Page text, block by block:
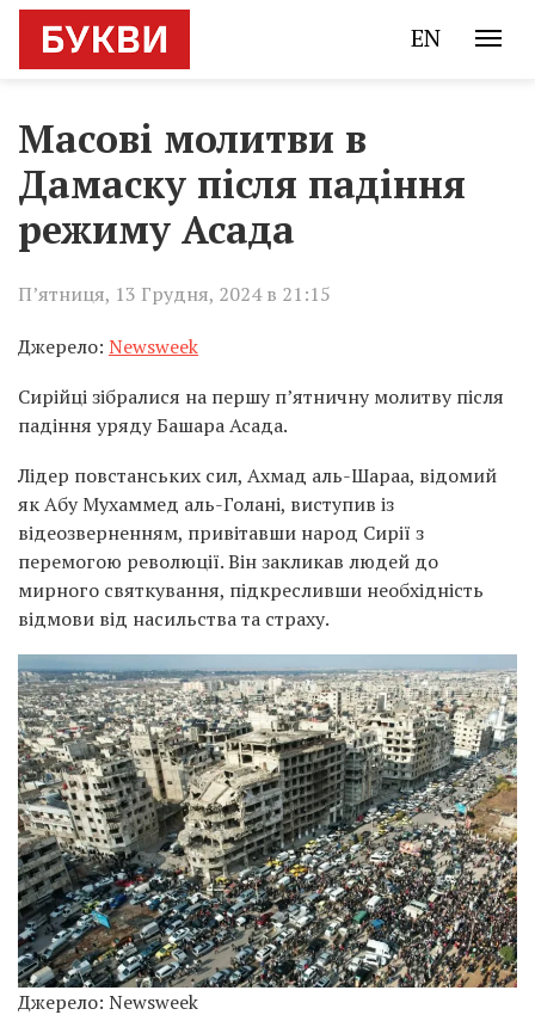
EN
Масові молитви в
Дамаску після падіння
режиму Асада
П’ятниця, 13 Грудня, 2024 в 21:15
Джерело: Newsweek
Сирійці зібралися на першу п’ятничну молитву після
падіння уряду Башара Асада.
Лідер повстанських сил, Ахмад аль-Шараа, відомий
як Абу Мухаммед аль-Голані, виступив із
відеозверненням, привітавши народ Сирії з
перемогою революції. Він закликав людей до
мирного святкування, підкресливши необхідність
відмови від насильства та страху.
Джерело: Newsweek